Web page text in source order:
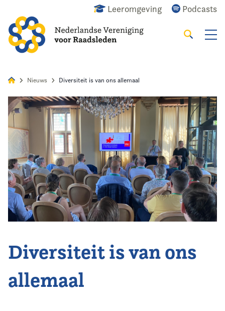
Leeromgeving Podcasts
Zoeken
Home
Agenda
Nieuws
Opleiding
Kennis & Informatie
Vereniging
Contact
Nieuws Diversiteit is van ons allemaal
Diversiteit is van ons
allemaal